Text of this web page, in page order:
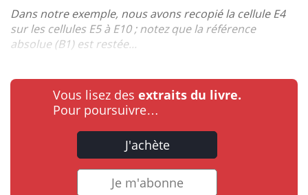
Dans notre exemple, nous avons recopié la cellule E4
sur les cellules E5 à E10 ; notez que la référence
absolue (B1) est restée...
Vous lisez des extraits du livre.
Pour poursuivre…
J'achète
Je m'abonne